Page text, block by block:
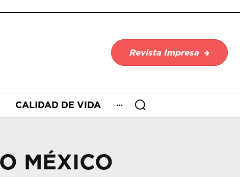
Revista Impresa
CALIDAD DE VIDA
MÉXICO